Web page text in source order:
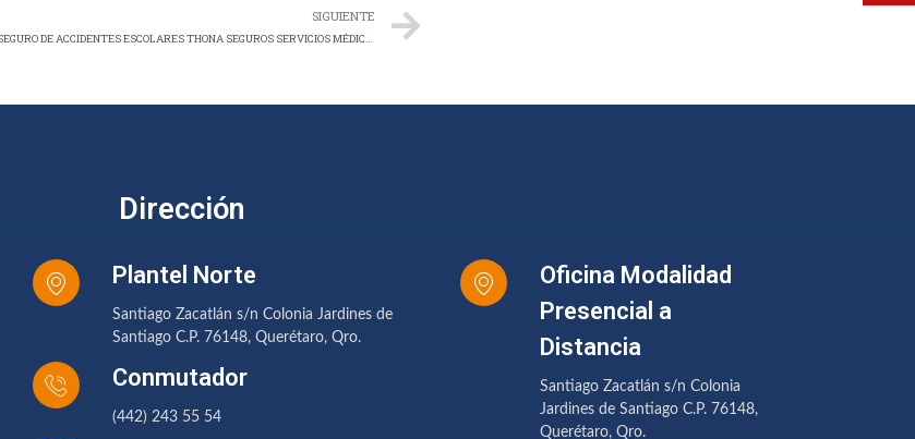
SIGUIENTE
SEGURO DE ACCIDENTES ESCOLARES THONA SEGUROS SERVICIOS MÉDICOS
Dirección
Plantel Norte
Santiago Zacatlán s/n Colonia Jardines de
Santiago C.P. 76148, Querétaro, Qro.
Conmutador
(442) 243 55 54
Oficina Modalidad
Presencial a
Distancia
Santiago Zacatlán s/n Colonia
Jardines de Santiago C.P. 76148,
Querétaro, Qro.